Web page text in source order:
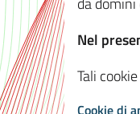
Nel
Tali
Cookie di